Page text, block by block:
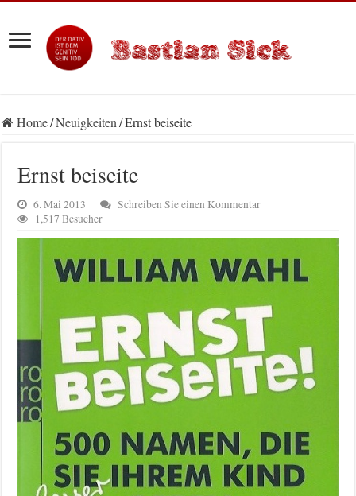
Home/Neuigkeiten/Ernst beiseite
Ernst beiseite
6. Mai 2013
Schreiben Sie einen Kommentar
1,517 Besucher